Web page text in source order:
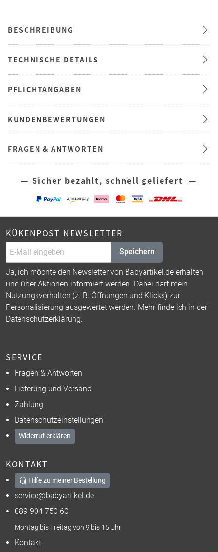
BESCHREIBUNG
TECHNISCHE DETAILS
PFLICHTANGABEN
KUNDENBEWERTUNGEN
FRAGEN & ANTWORTEN
— Sicher bezahlt, schnell geliefert —
KÜKENPOST NEWSLETTER
Speichern
Ja, ich möchte den Newsletter von Babyartikel.de erhalten
und über Aktionen informiert werden. Dabei darf mein
Nutzungsverhalten (z. B. Öffnungen und Klicks) zur
Personalisierung ausgewertet werden. Mehr finde ich in der
Datenschutzerklärung.
SERVICE
Fragen & Antworten
Lieferung und Versand
Zahlung
Datenschutzeinstellungen
Widerruf erklären
KONTAKT
Hilfe zu meiner Bestellung
service@babyartikel.de
089 904 750 60
Montag bis Freitag von 9 bis 15 Uhr
Kontakt